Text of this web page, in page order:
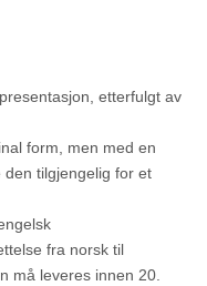
etterfulgt av
form, men med en
tilgjengelig for et
fra norsk til
må leveres innen 20.